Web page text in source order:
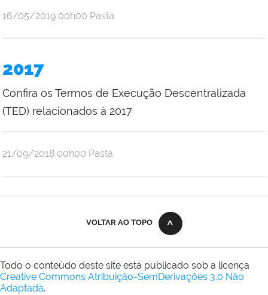
por
publicado
16/05/2019 00h00 Pasta
2017
Confira os Termos de Execução Descentralizada
(TED) relacionados à 2017
por
publicado
21/09/2018 00h00 Pasta
VOLTAR AO TOPO
Todo o conteúdo deste site está publicado sob a licença
Creative Commons Atribuição-SemDerivações 3.0 Não
Adaptada.